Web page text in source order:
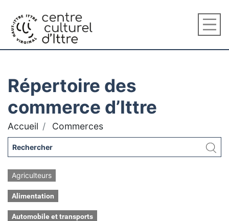
Répertoire des
commerce d’Ittre
Accueil Commerces
Agriculteurs
Alimentation
Automobile et transports